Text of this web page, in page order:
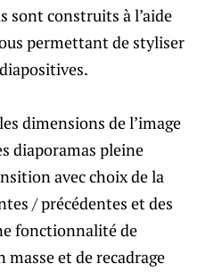
sont construits à l’aide
permettant de styliser
dimensions de l’image
diaporamas pleine
avec choix de la
/ précédentes et des
fonctionnalité de
masse et de recadrage